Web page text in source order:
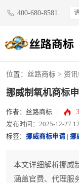
400-680-8581
位置： 丝路商标 > 资
挪威制氧机商标
作者：丝路商标
发布时间：2025-12-27
标签： 挪威商标申请 挪
本文详细解析挪威
涵盖官费、代理服